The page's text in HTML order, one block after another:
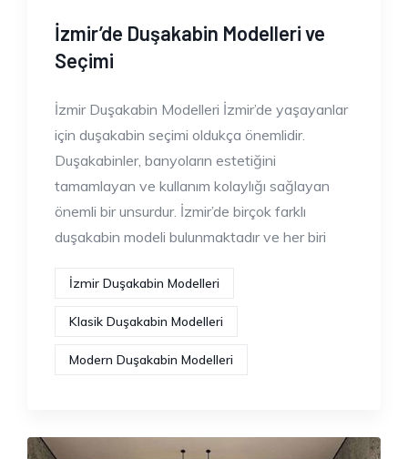
İzmir’de Duşakabin Modelleri ve
Seçimi
İzmir Duşakabin Modelleri İzmir’de yaşayanlar
için duşakabin seçimi oldukça önemlidir.
Duşakabinler, banyoların estetiğini
tamamlayan ve kullanım kolaylığı sağlayan
önemli bir unsurdur. İzmir’de birçok farklı
duşakabin modeli bulunmaktadır ve her biri
İzmir Duşakabin Modelleri
Klasik Duşakabin Modelleri
Modern Duşakabin Modelleri